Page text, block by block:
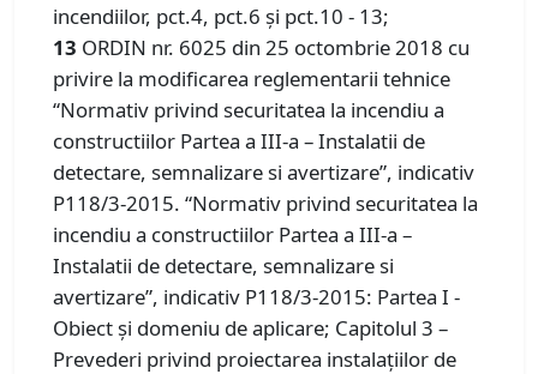
incendiilor, pct.4, pct.6 și pct.10 - 13;
13 ORDIN nr. 6025 din 25 octombrie 2018 cu
privire la modificarea reglementarii tehnice
“Normativ privind securitatea la incendiu a
constructiilor Partea a III-a – Instalatii de
detectare, semnalizare si avertizare”, indicativ
P118/3-2015. “Normativ privind securitatea la
incendiu a constructiilor Partea a III-a –
Instalatii de detectare, semnalizare si
avertizare”, indicativ P118/3-2015: Partea I -
Obiect și domeniu de aplicare; Capitolul 3 –
Prevederi privind proiectarea instalațiilor de